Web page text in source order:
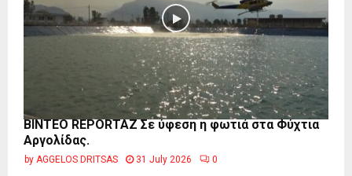
BINTEO REPORTAZ Σε ύφεση η φωτιά στα Φύχτια
Αργολίδας.
by AGGELOS DRITSAS 31 July 2026 0